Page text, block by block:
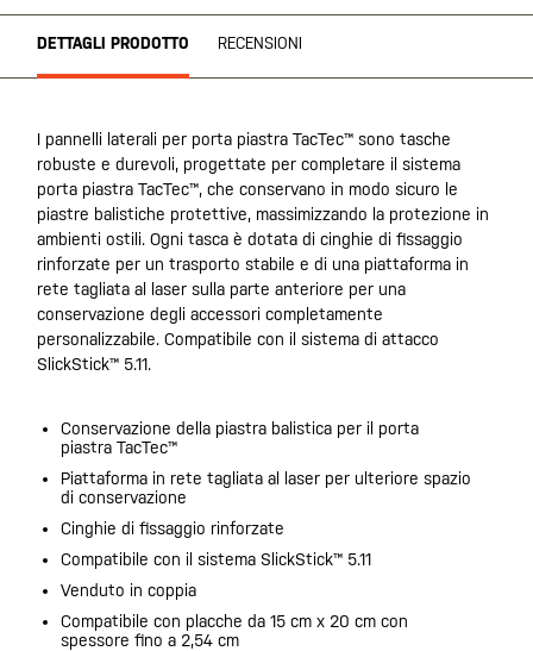
DETTAGLI PRODOTTO RECENSIONI
I pannelli laterali per porta piastra TacTec™ sono tasche
robuste e durevoli, progettate per completare il sistema
porta piastra TacTec™, che conservano in modo sicuro le
piastre balistiche protettive, massimizzando la protezione in
ambienti ostili. Ogni tasca è dotata di cinghie di fissaggio
rinforzate per un trasporto stabile e di una piattaforma in
rete tagliata al laser sulla parte anteriore per una
conservazione degli accessori completamente
personalizzabile. Compatibile con il sistema di attacco
SlickStick™ 5.11.
Conservazione della piastra balistica per il porta
piastra TacTec™
Piattaforma in rete tagliata al laser per ulteriore spazio
di conservazione
Cinghie di fissaggio rinforzate
Compatibile con il sistema SlickStick™ 5.11
Venduto in coppia
Compatibile con placche da 15 cm x 20 cm con
spessore fino a 2,54 cm